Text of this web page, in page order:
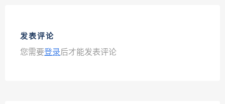
发表评论
您需要登录后才能发表评论